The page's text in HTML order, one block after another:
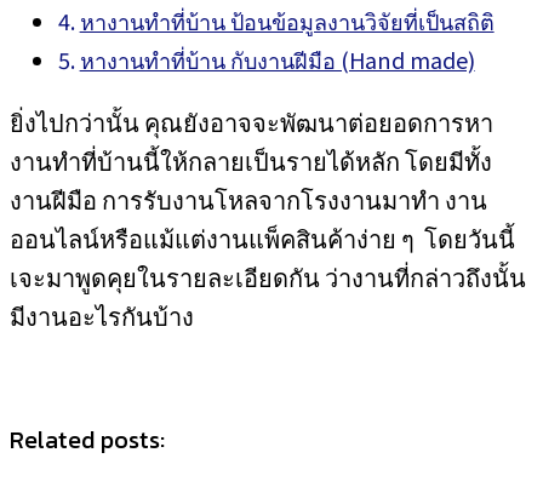
หางานทำที่บ้าน ป้อนข้อมูลงานวิจัยที่เป็นสถิติ
หางานทำที่บ้าน กับงานฝีมือ (Hand made)
ยิ่งไปกว่านั้น คุณยังอาจจะพัฒนาต่อยอดการหา
งานทำที่บ้านนี้ให้กลายเป็นรายได้หลัก โดยมีทั้ง
งานฝีมือ การรับงานโหลจากโรงงานมาทำ งาน
ออนไลน์หรือแม้แต่งานแพ็คสินค้าง่าย ๆ โดยวันนี้
เจะมาพูดคุยในรายละเอียดกัน ว่างานที่กล่าวถึงนั้น
มีงานอะไรกันบ้าง
Related posts: